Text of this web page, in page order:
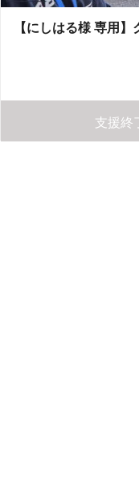
【にしはる様 専用
支援終